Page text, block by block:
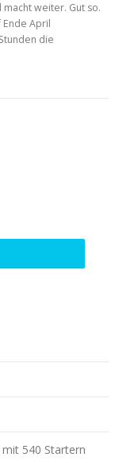
weiter. Gut so.
Ende April
die
540 Startern